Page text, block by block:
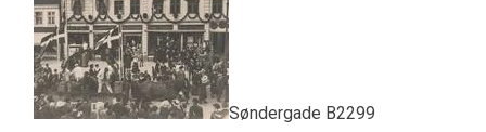
Søndergade B2299